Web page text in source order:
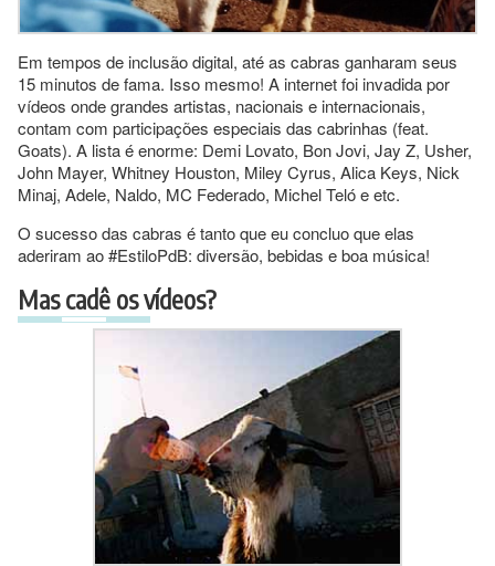
Em tempos de inclusão digital, até as cabras ganharam seus
15 minutos de fama. Isso mesmo! A internet foi invadida por
vídeos onde grandes artistas, nacionais e internacionais,
contam com participações especiais das cabrinhas (feat.
Goats). A lista é enorme: Demi Lovato, Bon Jovi, Jay Z, Usher,
John Mayer, Whitney Houston, Miley Cyrus, Alica Keys, Nick
Minaj, Adele, Naldo, MC Federado, Michel Teló e etc.
O sucesso das cabras é tanto que eu concluo que elas
aderiram ao #EstiloPdB: diversão, bebidas e boa música!
Mas cadê os vídeos?